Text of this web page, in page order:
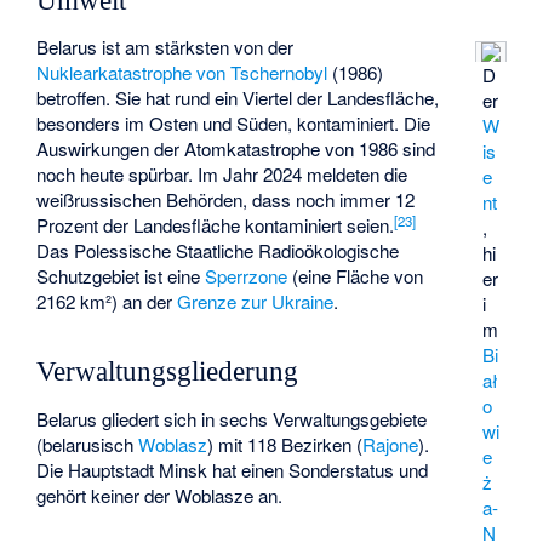
D
er
W
is
e
nt
,
hi
er
i
m
Bi
ał
o
wi
e
ż
a-
N
Belarus ist am stärksten von der
Nuklearkatastrophe von Tschernobyl (1986)
betroffen. Sie hat rund ein Viertel der Landesfläche,
besonders im Osten und Süden, kontaminiert. Die
Auswirkungen der Atomkatastrophe von 1986 sind
noch heute spürbar. Im Jahr 2024 meldeten die
weißrussischen Behörden, dass noch immer 12
Prozent der Landesfläche kontaminiert seien.[23]
Das Polessische Staatliche Radioökologische
Schutzgebiet ist eineSperrzone (eine Fläche von
2162 km²) an derGrenze zur Ukraine.
Verwaltungsgliederung
Belarus gliedert sich in sechs Verwaltungsgebiete
(belarusischWoblasz) mit 118 Bezirken (Rajone).
Die Hauptstadt Minsk hat einen Sonderstatus und
gehört keiner der Woblasze an.